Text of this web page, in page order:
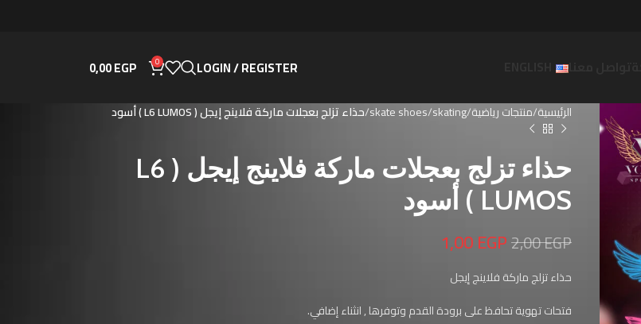
تواصل معنا LOGIN / REGISTER
0
0,00EGP
الرئيسية منتجات رياضية skating
skate shoes حذاء تزلج بعجلات ماركة فلاينج إيجل ( L6 LUMOS ) أسود
حذاء تزلج بعجلات ماركة فلاينج إيجل ( L6
LUMOS ) أسود
2,00EGP
1,00EGP
حذاء تزلج ماركة فلاينج إيجل
فتحات تهوية تحافظ على برودة القدم وتوفرها , انثناء إضافي.